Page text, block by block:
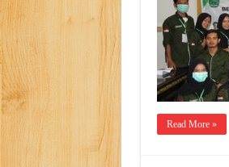
Read More »